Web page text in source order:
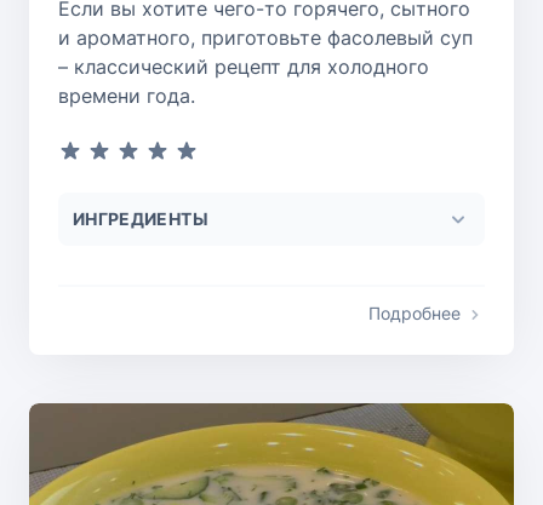
Если вы хотите чего-то горячего, сытного
и ароматного, приготовьте фасолевый суп
– классический рецепт для холодного
времени года.
ИНГРЕДИЕНТЫ
Подробнее